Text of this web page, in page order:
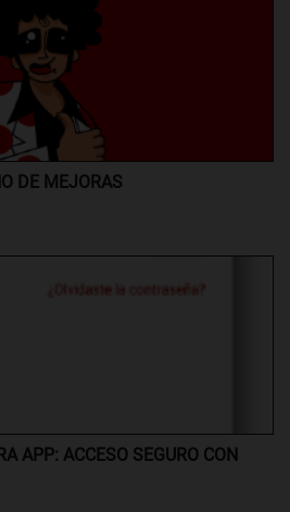
DE MEJORAS
APP: ACCESO SEGURO CON